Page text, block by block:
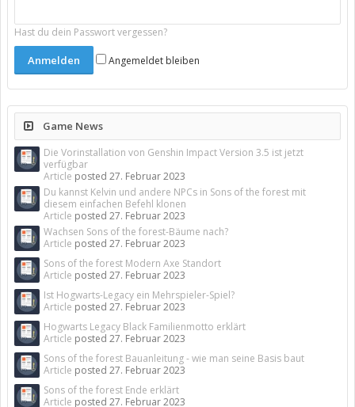
Hast du dein Passwort vergessen?
Angemeldet bleiben
Game News
Die Vorinstallation von Genshin Impact Version 3.5 ist jetzt
verfügbar
Article posted 27. Februar 2023
Du kannst Kelvin und andere NPCs in Sons of the forest mit
diesem einfachen Befehl klonen
Article posted 27. Februar 2023
Wachsen Sons of the forest-Bäume nach?
Article posted 27. Februar 2023
Sons of the forest Modern Axe Standort
Article posted 27. Februar 2023
Ist Hogwarts-Legacy ein Mehrspieler-Spiel?
Article posted 27. Februar 2023
Hogwarts Legacy Black Familienmotto erklärt
Article posted 27. Februar 2023
Sons of the forest Bauanleitung - wie man seine Basis baut
Article posted 27. Februar 2023
Sons of the forest Ende erklärt
Article posted 27. Februar 2023